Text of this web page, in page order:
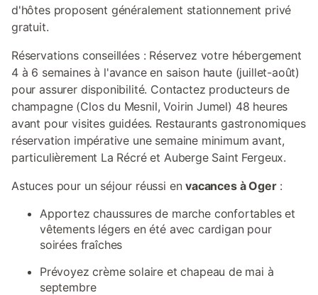
d'hôtes proposent généralement stationnement privé
gratuit.
Réservations conseillées : Réservez votre hébergement
4 à 6 semaines à l'avance en saison haute (juillet-août)
pour assurer disponibilité. Contactez producteurs de
champagne (Clos du Mesnil, Voirin Jumel) 48 heures
avant pour visites guidées. Restaurants gastronomiques
réservation impérative une semaine minimum avant,
particulièrement La Récré et Auberge Saint Fergeux.
Astuces pour un séjour réussi envacances à Oger:
Apportez chaussures de marche confortables et
vêtements légers en été avec cardigan pour
soirées fraîches
Prévoyez crème solaire et chapeau de mai à
septembre